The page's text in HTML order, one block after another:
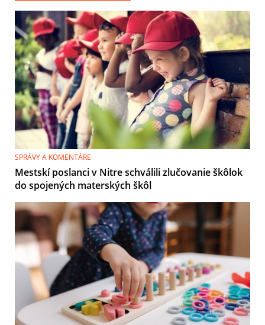
SPRÁVY A KOMENTÁRE
Mestskí poslanci v Nitre schválili zlučovanie škôlok
do spojených materských škôl